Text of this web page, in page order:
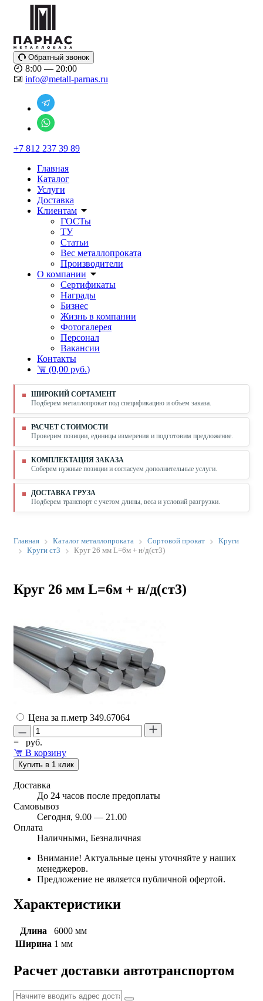
Обратный звонок
8:00 — 20:00
info@metall-parnas.ru
+7 812 237 39 89
Главная
Каталог
Услуги
Доставка
Клиентам
ГОСТы
ТУ
Статьи
Вес металлопроката
Производители
О компании
Сертификаты
Награды
Бизнес
Жизнь в компании
Фотогалерея
Персонал
Вакансии
Контакты
(0,00 руб.)
ШИРОКИЙ СОРТАМЕНТ
Подберем металлопрокат под спецификацию и объем заказа.
РАСЧЕТ СТОИМОСТИ
Проверим позиции, единицы измерения и подготовим предложение.
КОМПЛЕКТАЦИЯ ЗАКАЗА
Соберем нужные позиции и согласуем дополнительные услуги.
ДОСТАВКА ГРУЗА
Подберем транспорт с учетом длины, веса и условий разгрузки.
Главная Каталог металлопроката Сортовой прокат
Круги
Круги ст3
Круг 26 мм L=6м + н/д(ст3)
Круг 26 мм L=6м + н/д(ст3)
Цена за п.метр 349.67064
=
руб.
В корзину
Купить в 1 клик
Доставка
До 24 часов после предоплаты
Самовывоз
Сегодня, 9.00 — 21.00
Оплата
Наличными, Безналичная
Внимание! Актуальные цены уточняйте у наших
менеджеров.
Предложение не является публичной офертой.
Характеристики
Длина
6000 мм
Ширина 1 мм
Расчет доставки автотранспортом